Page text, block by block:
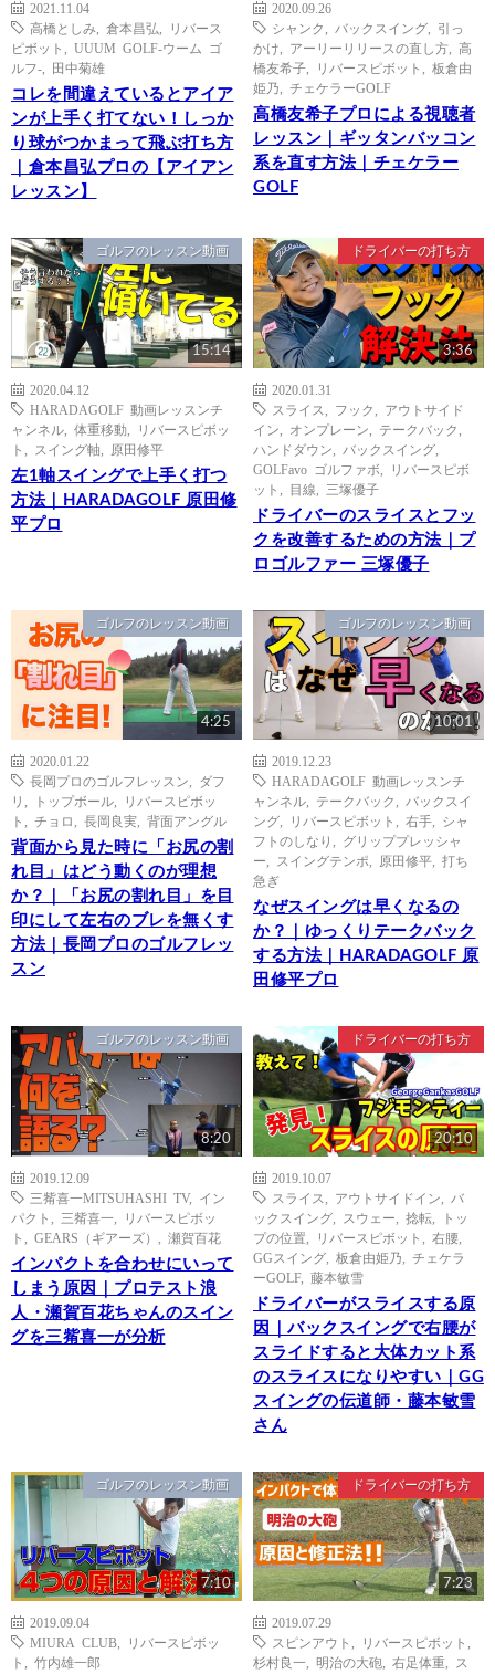
2021.11.04
高橋としみ
倉本昌弘
リバース
ピボット
UUUM GOLF-ウーム ゴ
ルフ-
田中菊雄
コレを間違えているとアイア
ンが上手く打てない！しっか
り球がつかまって飛ぶ打ち方
｜倉本昌弘プロの【アイアン
レッスン】
2020.09.26
シャンク
バックスイング
引っ
かけ
アーリーリリースの直し方
高
橋友希子
リバースピボット
板倉由
姫乃
チェケラーGOLF
高橋友希子プロによる視聴者
レッスン｜ギッタンバッコン
系を直す方法｜チェケラー
GOLF
ゴルフのレッスン動画
15:14
2020.04.12
HARADAGOLF 動画レッスンチ
ャンネル
体重移動
リバースピボッ
ト
スイング軸 原田修平
左1軸スイングで上手く打つ
方法｜HARADAGOLF 原田修
平プロ
ドライバーの打ち方
3:36
2020.01.31
スライス
フック
アウトサイド
イン
オンプレーン テークバック
ハンドダウン
バックスイング
GOLFavo ゴルファボ
リバースピボ
ット
目線 三塚優子
ドライバーのスライスとフッ
クを改善するための方法｜プ
ロゴルファー 三塚優子
ゴルフのレッスン動画
4:25
2020.01.22
長岡プロのゴルフレッスン
ダフ
リ
トップボール
リバースピボッ
ト
チョロ 長岡良実 背面アングル
背面から見た時に「お尻の割
れ目」はどう動くのが理想
か？｜「お尻の割れ目」を目
印にして左右のブレを無くす
方法｜長岡プロのゴルフレッ
スン
ゴルフのレッスン動画
10:01
2019.12.23
HARADAGOLF 動画レッスンチ
ャンネル
テークバック
バックスイ
ング
リバースピボット 右手
シャ
フトのしなり
グリッププレッシャ
ー
スイングテンポ 原田修平
打ち
急ぎ
なぜスイングは早くなるの
か？｜ゆっくりテークバック
する方法｜HARADAGOLF 原
田修平プロ
ゴルフのレッスン動画
8:20
2019.12.09
三觜喜一MITSUHASHI TV, イン
パクト
三觜喜一
リバースピボッ
ト
GEARS（ギアーズ） 瀬賀百花
インパクトを合わせにいって
しまう原因｜プロテスト浪
人・瀬賀百花ちゃんのスイン
グを三觜喜一が分析
ドライバーの打ち方
20:10
2019.10.07
スライス
アウトサイドイン
バ
ックスイング
スウェー 捻転
トッ
プの位置
リバースピボット 右腰
GGスイング
板倉由姫乃
チェケラ
ーGOLF, 藤本敏雪
ドライバーがスライスする原
因｜バックスイングで右腰が
スライドすると大体カット系
のスライスになりやすい｜GG
スイングの伝道師・藤本敏雪
さん
ゴルフのレッスン動画
7:10
2019.09.04
MIURA CLUB
リバースピボッ
ト
竹内雄一郎
ドライバーの打ち方
7:23
2019.07.29
スピンアウト
リバースピボット
杉村良一
明治の大砲 右足体重
ス